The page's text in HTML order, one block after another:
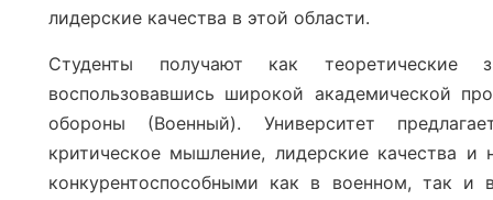
лидерские качества в этой области.
Студенты получают как
воспользовавшись широкой академической
обороны (Военный). Университет
критическое мышление, лидерские качества
конкурентоспособными как в военном, так и